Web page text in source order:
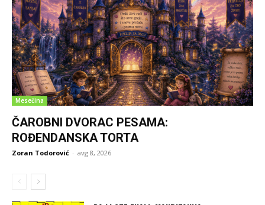
Mesečina
ČAROBNI DVORAC PESAMA:
ROĐENDANSKA TORTA
Zoran Todorović - avg 8, 2026